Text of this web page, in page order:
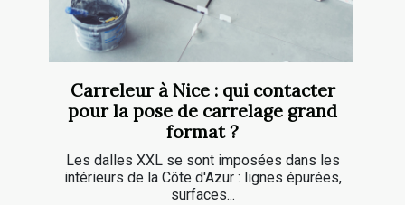
Carreleur à Nice : qui contacter
pour la pose de carrelage grand
format ?
Les dalles XXL se sont imposées dans les
intérieurs de la Côte d'Azur : lignes épurées,
surfaces...